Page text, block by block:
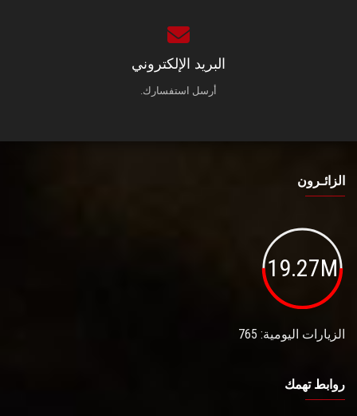
البريد الإلكتروني
أرسل استفسارك.
الزائـرون
19.27M
الزيارات اليومية: 765
روابط تهمك